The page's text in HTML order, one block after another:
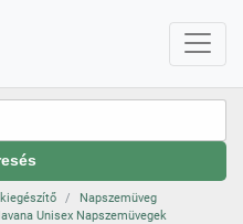
Napszemüveg
Unisex Napszemüvegek